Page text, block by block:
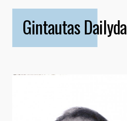
Gintautas Dailyda